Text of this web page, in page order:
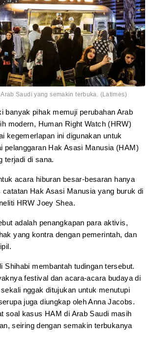
Saudi yang semakin terbuka. (Latimes)
banyak pihak memuji perubahan Arab
modern, Human Right Watch (HRW)
kegemerlapan ini digunakan untuk
pelanggaran Hak Asasi Manusia (HAM)
terjadi di sana.
acara hiburan besar-besaran hanya
catatan Hak Asasi Manusia yang buruk di
HRW Joey Shea.
adalah penangkapan para aktivis,
yang kontra dengan pemerintah, dan
Shihabi membantah tudingan tersebut.
festival dan acara-acara budaya di
nggak ditujukan untuk menutupi
juga diungkap oleh Anna Jacobs.
soal kasus HAM di Arab Saudi masih
seiring dengan semakin terbukanya